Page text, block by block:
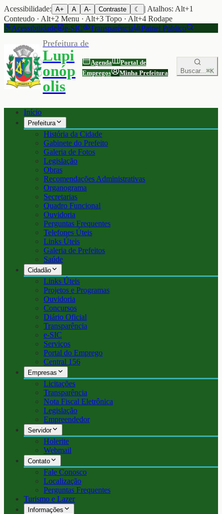
Acessibilidade: A+ A A- Contraste ☾
| Atalhos: Alt+1
Conteudo · Alt+2 Menu · Alt+3 Topo · Alt+4 Rodape
Acessibilidade
e-SIC Transparência Painel Público
Prefeitura de
Lupi
onóp
olis
Agenda
Portal de
Empregos
Minha Prefeitura Buscar...⌘K
Início
Prefeitura
História da Cidade
Gabinete do Prefeito
Galeria de Fotos
Legislação
Obras
Recomendações Administrativas
Organograma
Secretarias
Quadro Funcional
Ouvidoria
Perguntas Frequentes
Telefones Úteis
Links Úteis
Galeria de Prefeitos
Saúde
Cidadão
Links Úteis
Projetos e Programas
Ouvidoria
Concursos
Diário Oficial
Transparência
e-SIC
Serviços
Portal do Emprego
Central 156
Empresas
Licitações
Transparência
Nota Fiscal Eletrônica
Legislação
Empreendedor
Servidor
Holerite
Webmail
Contato
Fale Conosco
Localização
Perguntas Frequentes
Turismo e Lazer
Informações